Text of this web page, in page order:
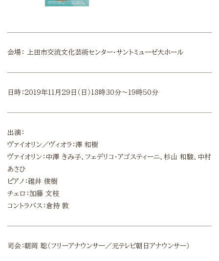
会場： 上田市交流文化芸術センター・サントミューゼ大ホール
日時：2019年11月29日（日）18時30分～19時50分
出演：
ヴァイオリン／ヴィオラ：澤 和樹
ヴァイオリン：中澤 きみ子、フェデリコ・アゴスティーニ、杉山 和駿、中村
あさひ
ピアノ：碓井 俊樹
チェロ：加藤 文枝
コントラバス：倉持 敦
司会：朝岡 聡（フリーアナウンサー／元テレビ朝日アナウンサー）